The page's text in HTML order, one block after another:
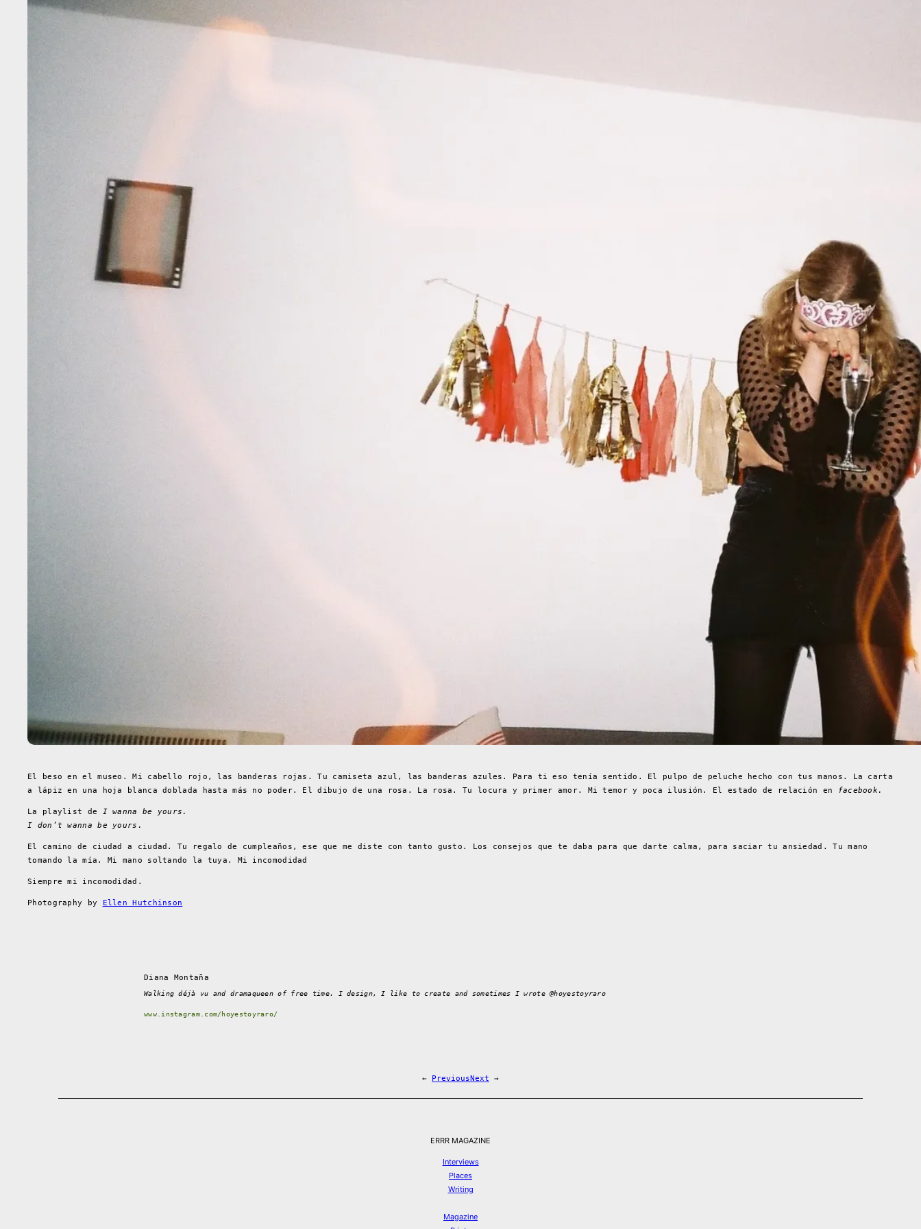
El beso en el museo. Mi cabello rojo, las banderas rojas. Tu camiseta azul, las banderas azules. Para ti eso tenía sentido. El pulpo de peluche hecho con tus manos. La carta
a lápiz en una hoja blanca doblada hasta más no poder. El dibujo de una rosa. La rosa. Tu locura y primer amor. Mi temor y poca ilusión. El estado de relación en
facebook.
La playlist de I wanna be yours.
I don’t wanna be yours.
El camino de ciudad a ciudad. Tu regalo de cumpleaños, ese que me diste con tanto gusto. Los consejos que te daba para que darte calma, para saciar tu ansiedad. Tu mano
tomando la mía. Mi mano soltando la tuya. Mi incomodidad
Siempre mi incomodidad.
Photography by Ellen Hutchinson
Diana Montaña
Walking déjà vu and dramaqueen of free time. I design, I like to create and sometimes I wrote @hoyestoyraro
www.instagram.com/hoyestoyraro/
← PreviousNext →
ERRR MAGAZINE
Interviews
Places
Writing
Magazine